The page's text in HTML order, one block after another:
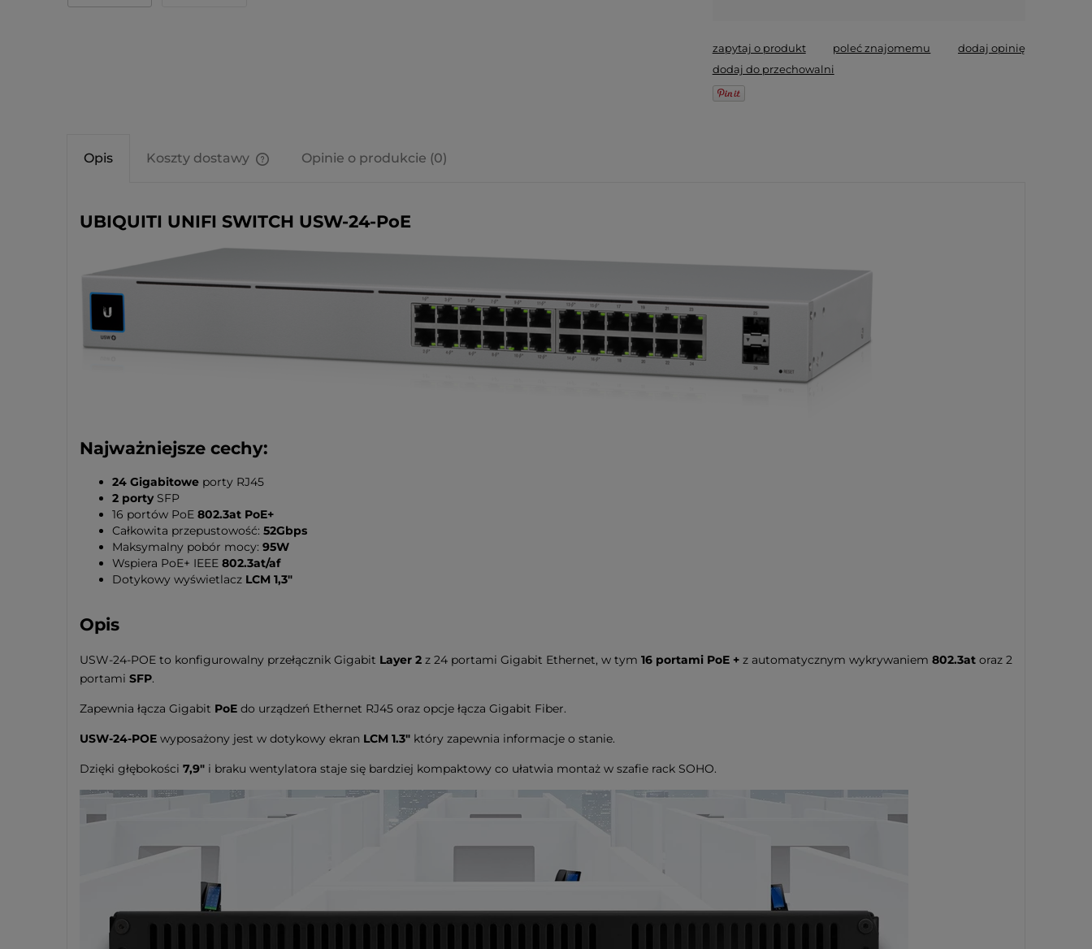
zapytaj o produkt poleć znajomemu
dodaj opinię
dodaj do przechowalni
Opis Koszty dostawy Opinie o produkcie (0)
UBIQUITI UNIFI SWITCH USW-24-PoE
Najważniejsze cechy:
24 Gigabitowe porty RJ45
2 portySFP
16 portów PoE 802.3at PoE+
Całkowita przepustowość: 52Gbps
Maksymalny pobór mocy: 95W
Wspiera PoE+ IEEE 802.3at/af
Dotykowy wyświetlacz LCM 1,3"
Opis
USW-24-POE to konfigurowalny przełącznik Gigabit Layer 2 z 24 portami Gigabit Ethernet, w tym 16 portami PoE + z automatycznym wykrywaniem 802.3at oraz 2
portami SFP.
Zapewnia łącza Gigabit PoE do urządzeń Ethernet RJ45 oraz opcje łącza Gigabit Fiber.
USW-24-POE wyposażony jest w dotykowy ekran LCM 1.3" który zapewnia informacje o stanie.
Dzięki głębokości 7,9" i braku wentylatora staje się bardziej kompaktowy co ułatwia montaż w szafie rack SOHO.